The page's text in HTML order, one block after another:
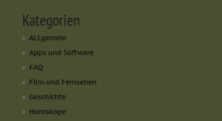
Kategorien
ALLgemein
Apps und Software
FAQ
Film und Fernsehen
Geschichte
Horoskope